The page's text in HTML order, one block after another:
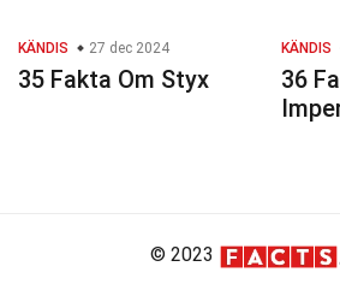
KÄNDIS 27 dec 2024
35 Fakta Om Styx
KÄNDIS
36
© 2023